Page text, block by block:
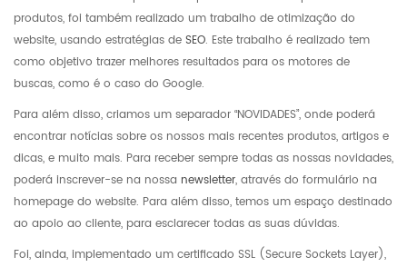
produtos, foi também realizado um trabalho de otimização do
website, usando estratégias de SEO. Este trabalho é realizado tem
como objetivo trazer melhores resultados para os motores de
buscas, como é o caso do Google.
Para além disso, criamos um separador “NOVIDADES”, onde poderá
encontrar notícias sobre os nossos mais recentes produtos, artigos e
dicas, e muito mais. Para receber sempre todas as nossas novidades,
poderá inscrever-se na nossa newsletter, através do formulário na
homepage do website. Para além disso, temos um espaço destinado
ao apoio ao cliente, para esclarecer todas as suas dúvidas.
Foi, ainda, implementado um certificado SSL (Secure Sockets Layer),